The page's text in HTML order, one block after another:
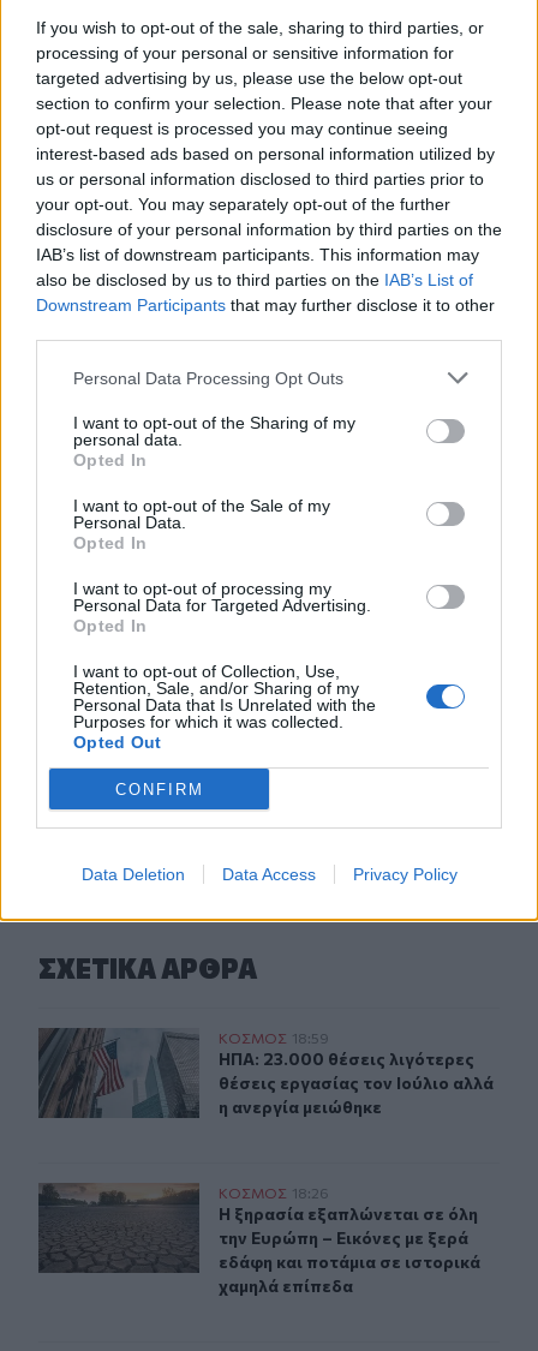
If you wish to opt-out of the sale, sharing to third parties, or
processing of your personal or sensitive information for
targeted advertising by us, please use the below opt-out
section to confirm your selection. Please note that after your
opt-out request is processed you may continue seeing
interest-based ads based on personal information utilized by
us or personal information disclosed to third parties prior to
your opt-out. You may separately opt-out of the further
disclosure of your personal information by third parties on the
IAB’s list of downstream participants. This information may
also be disclosed by us to third parties on the IAB’s List of
Downstream Participants that may further disclose it to other
Personal Data Processing Opt Outs
I want to opt-out of the Sharing of my
personal data.
Opted In
I want to opt-out of the Sale of my
Personal Data.
Opted In
I want to opt-out of processing my
Personal Data for Targeted Advertising.
Opted In
I want to opt-out of Collection, Use,
Retention, Sale, and/or Sharing of my
Personal Data that Is Unrelated with the
Purposes for which it was collected.
Opted Out
CONFIRM
Data Deletion Data Access Privacy Policy
17:32
Ελληνικός Ερυθρός Σταυρός: Τι πρέπει να περιέχει ένα
φαρμακείο διακοπών
17:24
Aποκαλύψεις σοκ για απειλές θανάτου στο Μουντιάλ:
«Θα ανατινάξω τον Μέσι με τέσσερις βόμβες!»
17:22
Δήμος Πλατανιά: Συνεχίζονται οι καλοκαιρινές
εκδηλώσεις “Πολιτιστικό Καλοκαίρι 2026, 16ο Φεστιβάλ
Στρατηγικό Σχέδιο ΚΑΠ 2023–2027
Σε κατάσταση κινητοποίησης αύριο Σάββατο η Κρήτη
λόγω πολύ υψηλού κινδύνου πυρκαγιάς
Οι τουαλέτες στην Κνωσό και η μπάρα στο φαράγγι της
Σαμαριάς!
Γ. Πλακιωτάκης: Συνεχίζεται η αναβάθμιση των σχολικών
μονάδων στο Λασίθι
ΠΕΡΙΣΣΟΤΕΡΑ
ΣΧΕΤΙΚA AΡΘΡΑ
ΗΠΑ: 23.000 θέσεις λιγότερες θέσεις εργασίας τον
ΚΟΣΜΟΣ 18:59
ΗΠΑ: 23.000 θέσεις λιγότερες
ΗΠΑ: 23.000 θέσεις λιγότερες
θέσεις εργασίας τον Ιούλιο αλλά
η ανεργία μειώθηκε
Η ξηρασία εξαπλώνεται σε όλη την Ευρώπη – Εικόνες
ΚΟΣΜΟΣ 18:26
Η ξηρασία εξαπλώνεται σε όλη την
Η ξηρασία εξαπλώνεται σε όλη
την Ευρώπη – Εικόνες με ξερά
εδάφη και ποτάμια σε ιστορικά
χαμηλά επίπεδα